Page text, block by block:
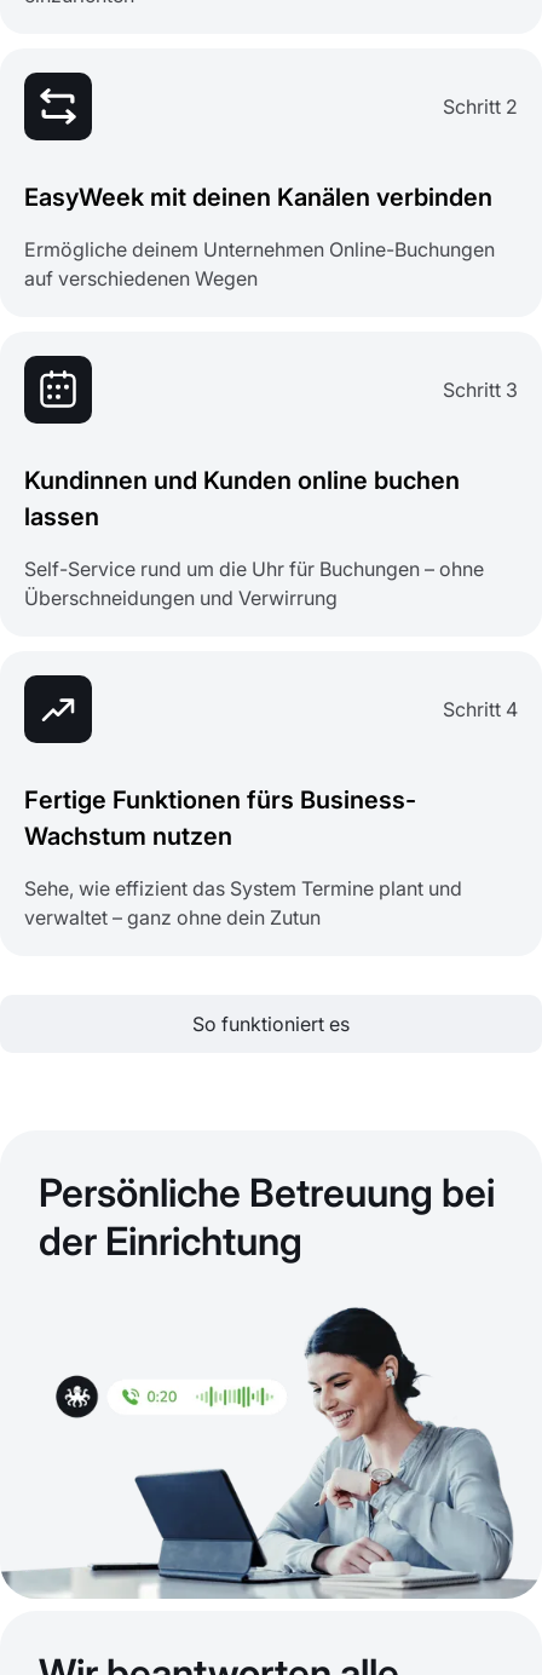
Schritt 2
EasyWeek mit deinen Kanälen verbinden
Ermögliche deinem Unternehmen Online-Buchungen
auf verschiedenen Wegen
Schritt 3
Kundinnen und Kunden online buchen
lassen
Self-Service rund um die Uhr für Buchungen – ohne
Überschneidungen und Verwirrung
Schritt 4
Fertige Funktionen fürs Business-
Wachstum nutzen
Sehe, wie effizient das System Termine plant und
verwaltet – ganz ohne dein Zutun
So funktioniert es
Persönliche Betreuung bei
der Einrichtung